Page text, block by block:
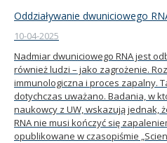
Oddziaływanie dwuniciowego
10-04-2025
Nadmiar dwuniciowego RNA jest
również ludzi – jako zagrożenie.
immunologiczna i proces zapalny.
dotychczas uważano. Badania, w
naukowcy z UW, wskazują jednak,
RNA nie musi kończyć się
opublikowane w czasopiśmie